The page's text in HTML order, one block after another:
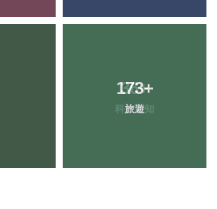
173+
旅遊